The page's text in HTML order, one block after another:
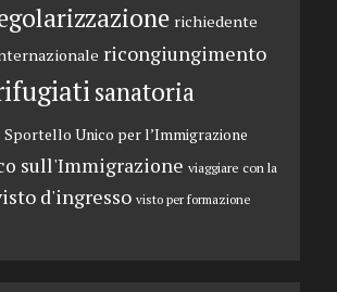
richiedente
ricongiungimento
sanatoria
Sportello Unico per l’Immigrazione
sull'Immigrazione viaggiare con la
d'ingresso visto per formazione